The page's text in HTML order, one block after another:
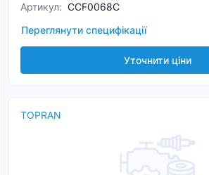
Артикул: CCF0068C
Переглянути специфікації
Уточнити ціни
TOPRAN